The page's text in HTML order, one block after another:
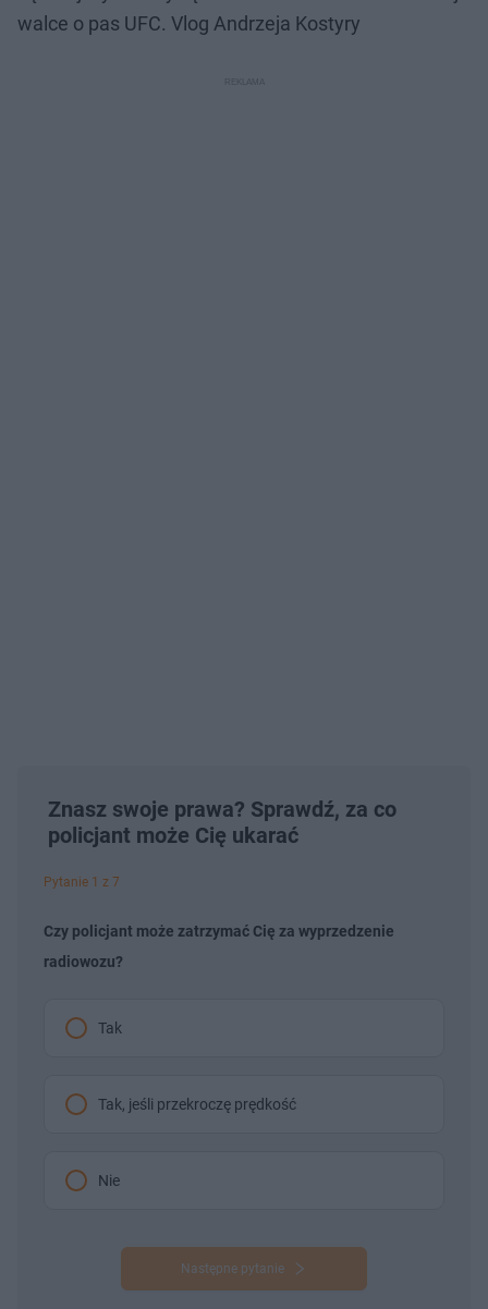
walce o pas UFC. Vlog Andrzeja Kostyry
Znasz swoje prawa? Sprawdź, za co
policjant może Cię ukarać
Pytanie 1 z 7
Czy policjant może zatrzymać Cię za wyprzedzenie
radiowozu?
Tak
Tak, jeśli przekroczę prędkość
Nie
Następne pytanie